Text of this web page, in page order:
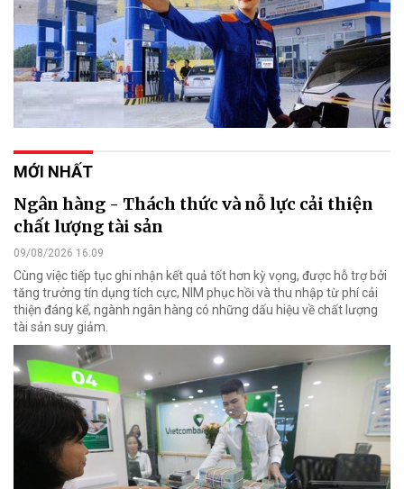
MỚI NHẤT
Ngân hàng - Thách thức và nỗ lực cải thiện
chất lượng tài sản
09/08/2026 16:09
Cùng việc tiếp tục ghi nhận kết quả tốt hơn kỳ vọng, được hỗ trợ bởi
tăng trưởng tín dụng tích cực, NIM phục hồi và thu nhập từ phí cải
thiện đáng kể, ngành ngân hàng có những dấu hiệu về chất lượng
tài sản suy giảm.